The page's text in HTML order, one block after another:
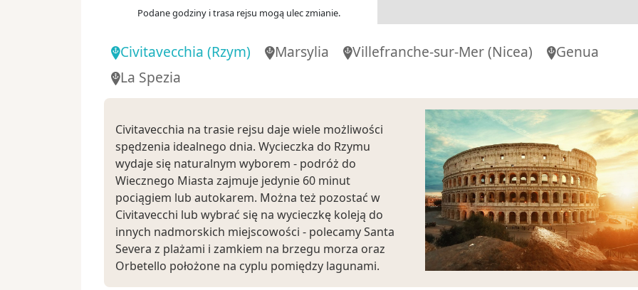
Podane godziny i trasa rejsu mogą ulec zmianie.
Civitavecchia (Rzym) Marsylia Villefranche-sur-Mer(Nicea)
Genua
La Spezia
Civitavecchia na trasie rejsu daje wiele możliwości
spędzenia idealnego dnia. Wycieczka do Rzymu
wydaje się naturalnym wyborem - podróż do
Wiecznego Miasta zajmuje jedynie 60 minut
pociągiem lub autokarem. Można też pozostać w
Civitavecchi lub wybrać się na wycieczkę koleją do
innych nadmorskich miejscowości - polecamy Santa
Severa z plażami i zamkiem na brzegu morza oraz
Orbetello położone na cyplu pomiędzy lagunami.